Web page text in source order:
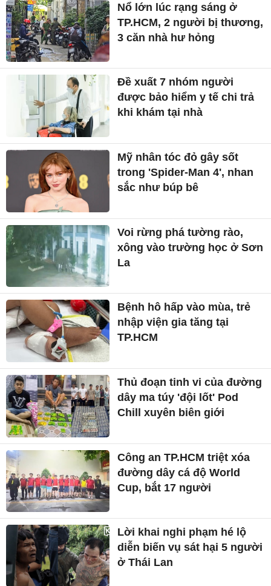
Nổ lớn lúc rạng sáng ở
TP.HCM, 2 người bị thương,
3 căn nhà hư hỏng
Đề xuất 7 nhóm người
được bảo hiểm y tế chi trả
khi khám tại nhà
Mỹ nhân tóc đỏ gây sốt
trong 'Spider-Man 4', nhan
sắc như búp bê
Voi rừng phá tường rào,
xông vào trường học ở Sơn
La
Bệnh hô hấp vào mùa, trẻ
nhập viện gia tăng tại
TP.HCM
Thủ đoạn tinh vi của đường
dây ma túy 'đội lốt' Pod
Chill xuyên biên giới
Công an TP.HCM triệt xóa
đường dây cá độ World
Cup, bắt 17 người
Lời khai nghi phạm hé lộ
diễn biến vụ sát hại 5 người
ở Thái Lan